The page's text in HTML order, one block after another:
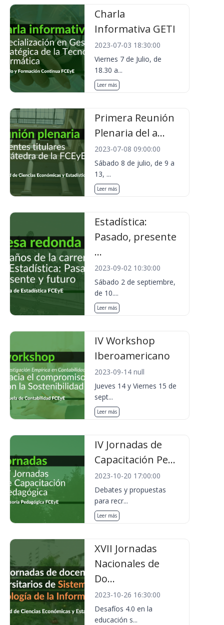
Charla
Informativa GETI
2023-07-03 18:30:00
Viernes 7 de Julio, de
18.30 a...
Leer más
Primera Reunión
Plenaria del a...
2023-07-08 09:00:00
Sábado 8 de julio, de 9 a
13, ...
Leer más
Estadística:
Pasado, presente
...
2023-09-02 10:30:00
Sábado 2 de septiembre,
de 10....
Leer más
IV Workshop
Iberoamericano
2023-09-14 null
Jueves 14 y Viernes 15 de
sept...
Leer más
IV Jornadas de
Capacitación Pe...
2023-10-20 17:00:00
Debates y propuestas
para recr...
Leer más
XVII Jornadas
Nacionales de
Do...
2023-10-26 16:30:00
Desafíos 4.0 en la
educación s...